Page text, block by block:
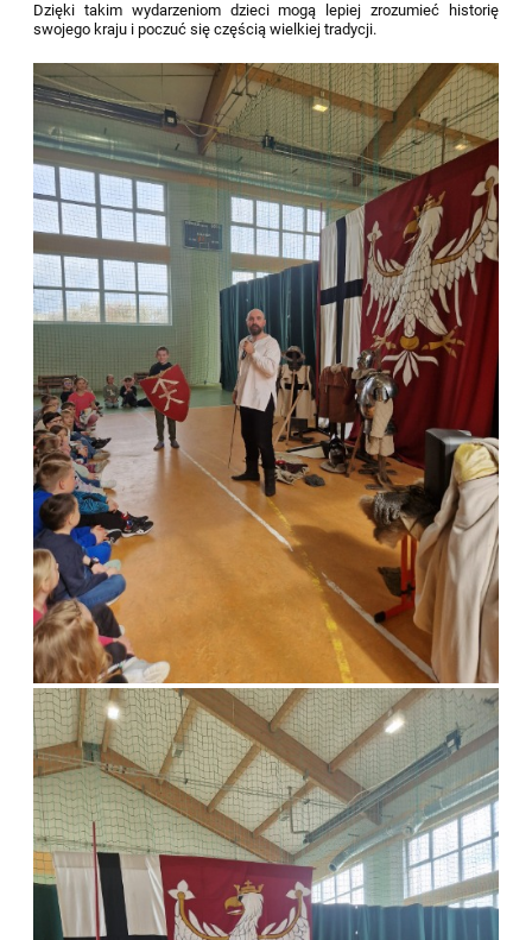
Dzięki takim wydarzeniom dzieci mogą lepiej zrozumieć historię
swojego kraju i poczuć się częścią wielkiej tradycji.